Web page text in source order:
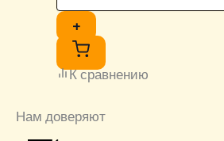
+
К сравнению
Нам доверяют